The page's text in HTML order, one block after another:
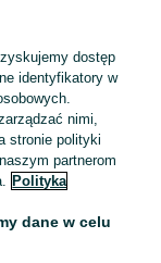
dostęp
identyfikatory w
nimi,
stronie polityki
partnerom
Polityka
dane w celu